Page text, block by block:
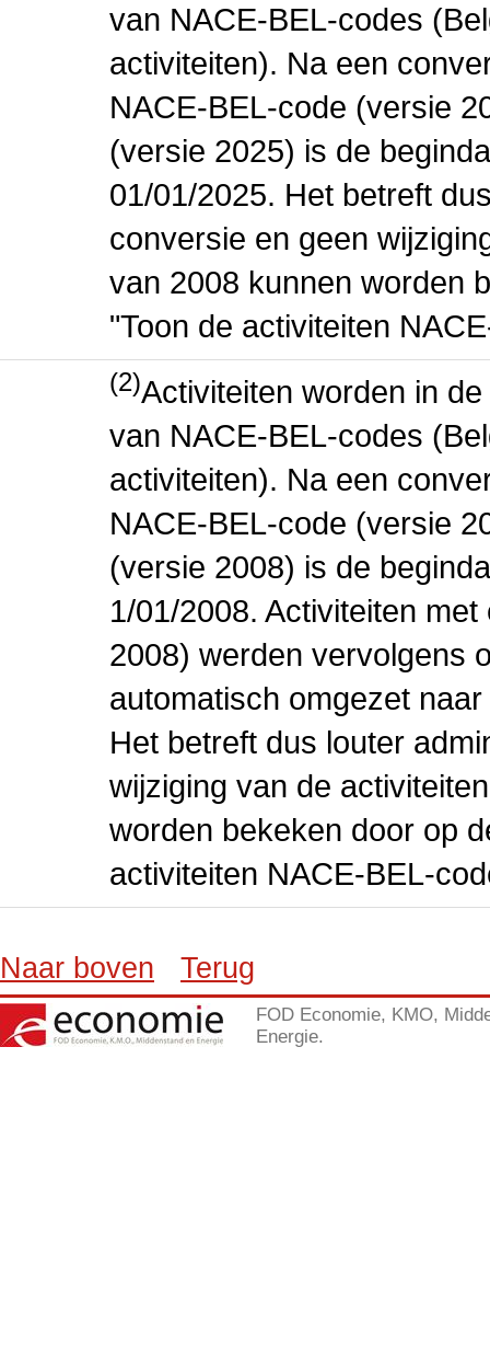
van NACE-BEL-codes
activiteiten). Na een
NACE-BEL-code (versie
(versie 2025) is de
01/01/2025. Het betreft
conversie en geen
van 2008 kunnen worden
"Toon de activiteiten
(2)Activiteiten worden in
van NACE-BEL-codes
activiteiten). Na een
NACE-BEL-code (versie
(versie 2008) is de
1/01/2008. Activiteiten
2008) werden vervolgens
automatisch omgezet
Het betreft dus louter
wijziging van de
worden bekeken door op
activiteiten NACE-BEL-
Naar boven Terug
FOD Economie, KMO,
Energie.